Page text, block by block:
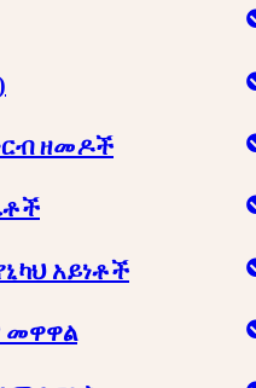
ዘመዶች
አይነቶች
መዋዋል